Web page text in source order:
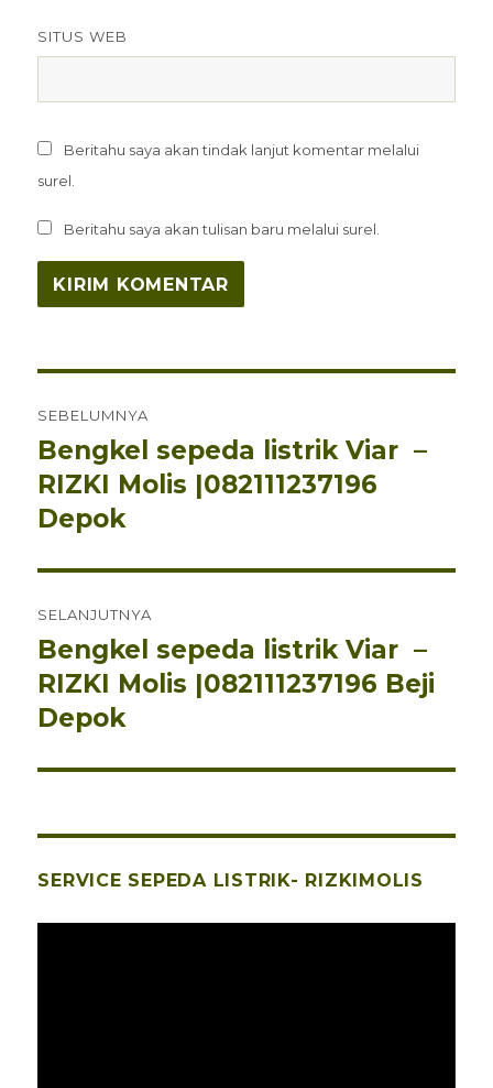
SITUS WEB
Beritahu saya akan tindak lanjut komentar melalui
surel.
Beritahu saya akan tulisan baru melalui surel.
pos
SEBELUMNYA
Pos
sebelumnya:
Bengkel sepeda listrik Viar –
RIZKI Molis |082111237196
Depok
SELANJUTNYA
Pos
berikutnya:
Bengkel sepeda listrik Viar –
RIZKI Molis |082111237196 Beji
Depok
SERVICE SEPEDA LISTRIK- RIZKIMOLIS